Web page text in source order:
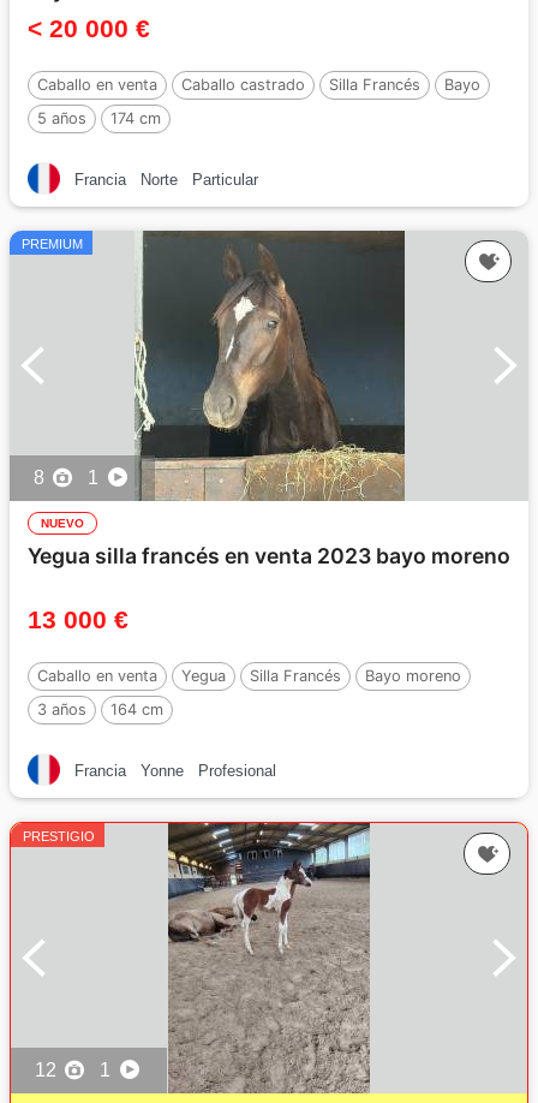
< 20 000 €
Caballo en venta Caballo castrado Silla Francés
Bayo
5 años
174 cm
Francia Norte Particular
PREMIUM
8 1
NUEVO
Yegua silla francés en venta 2023 bayo moreno
13 000 €
Caballo en venta Yegua Silla Francés
Bayo moreno
3 años
164 cm
Francia Yonne Profesional
PRESTIGIO
12 1